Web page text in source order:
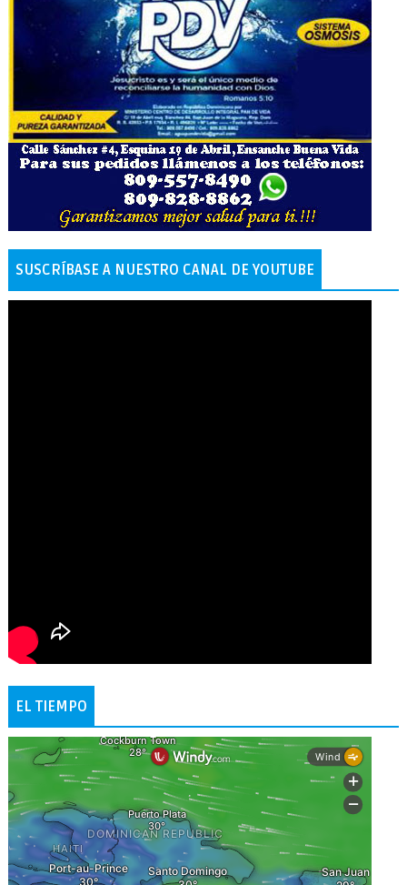
SUSCRÍBASE A NUESTRO CANAL DE YOUTUBE
EL TIEMPO